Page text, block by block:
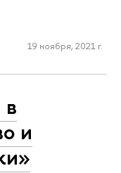
19 ноября, 2021 г.
и